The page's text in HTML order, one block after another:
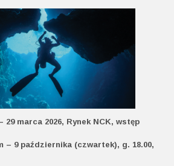
29 marca 2026, Rynek NCK, wstęp
– 9 października (czwartek), g. 18.00,